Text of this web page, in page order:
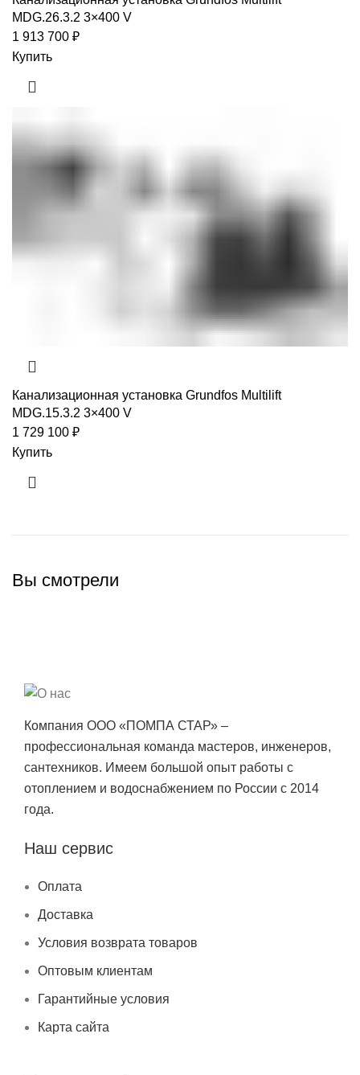
MDG.26.3.2 3×400 V
1 913 700 ₽
Купить
Канализационная установка Grundfos Multilift
MDG.15.3.2 3×400 V
1 729 100 ₽
Купить
Вы смотрели
Компания ООО «ПОМПА СТАР» –
профессиональная команда мастеров, инженеров,
сантехников. Имеем большой опыт работы с
отоплением и водоснабжением по России с 2014
года.
Наш сервис
Оплата
Доставка
Условия возврата товаров
Оптовым клиентам
Гарантийные условия
Карта сайта